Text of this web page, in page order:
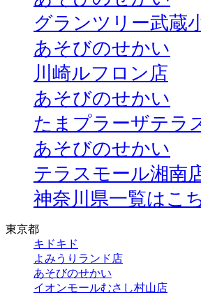
グランツリー武蔵
あそびのせかい
川崎ルフロン店
あそびのせかい
たまプラーザテラ
あそびのせかい
テラスモール湘南
神奈川県一覧はこ
東京都
キドキド
よみうりランド店
あそびのせかい
イオンモールむさし村山店